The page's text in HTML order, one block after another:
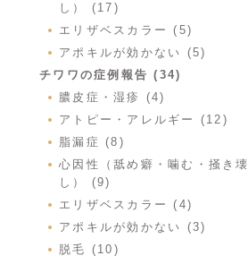
し） (17)
エリザベスカラー (5)
アポキルが効かない (5)
チワワの症例報告 (34)
膿皮症・湿疹 (4)
アトピー・アレルギー (12)
脂漏症 (8)
心因性（舐め癖・噛む・掻き壊
し） (9)
エリザベスカラー (4)
アポキルが効かない (3)
脱毛 (10)